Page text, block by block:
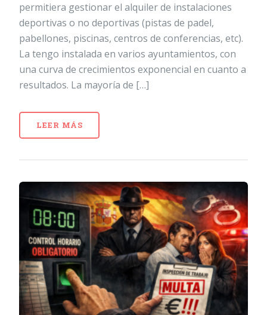
permitiera gestionar el alquiler de instalaciones
deportivas o no deportivas (pistas de padel,
pabellones, piscinas, centros de conferencias, etc).
La tengo instalada en varios ayuntamientos, con
una curva de crecimientos exponencial en cuanto a
resultados. La mayoría de […]
LEER MÁS